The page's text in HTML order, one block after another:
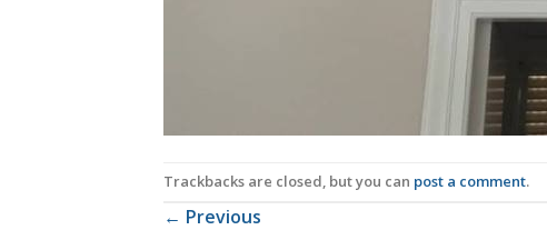
Trackbacks are closed, but you can post a comment.
← Previous